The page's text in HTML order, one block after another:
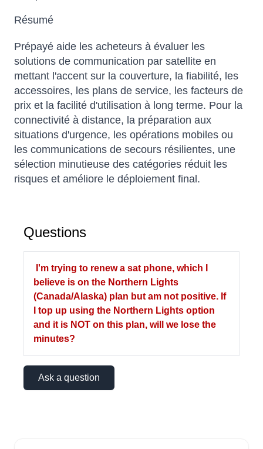
Résumé
Prépayé aide les acheteurs à évaluer les
solutions de communication par satellite en
mettant l'accent sur la couverture, la fiabilité, les
accessoires, les plans de service, les facteurs de
prix et la facilité d'utilisation à long terme. Pour la
connectivité à distance, la préparation aux
situations d'urgence, les opérations mobiles ou
les communications de secours résilientes, une
sélection minutieuse des catégories réduit les
risques et améliore le déploiement final.
Questions
I'm trying to renew a sat phone, which I
believe is on the Northern Lights
(Canada/Alaska) plan but am not positive. If
I top up using the Northern Lights option
and it is NOT on this plan, will we lose the
minutes?
Ask a question